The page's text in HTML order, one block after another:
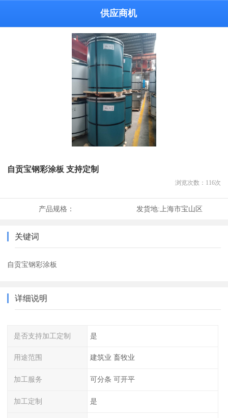
供应商机
自贡宝钢彩涂板 支持定制
浏览次数： 116次
产品规格： 发货地:上海市宝山区
关键词
自贡宝钢彩涂板
详细说明
是否支持加工定制 是
用途范围 建筑业 畜牧业
加工服务 可分条 可开平
加工定制 是